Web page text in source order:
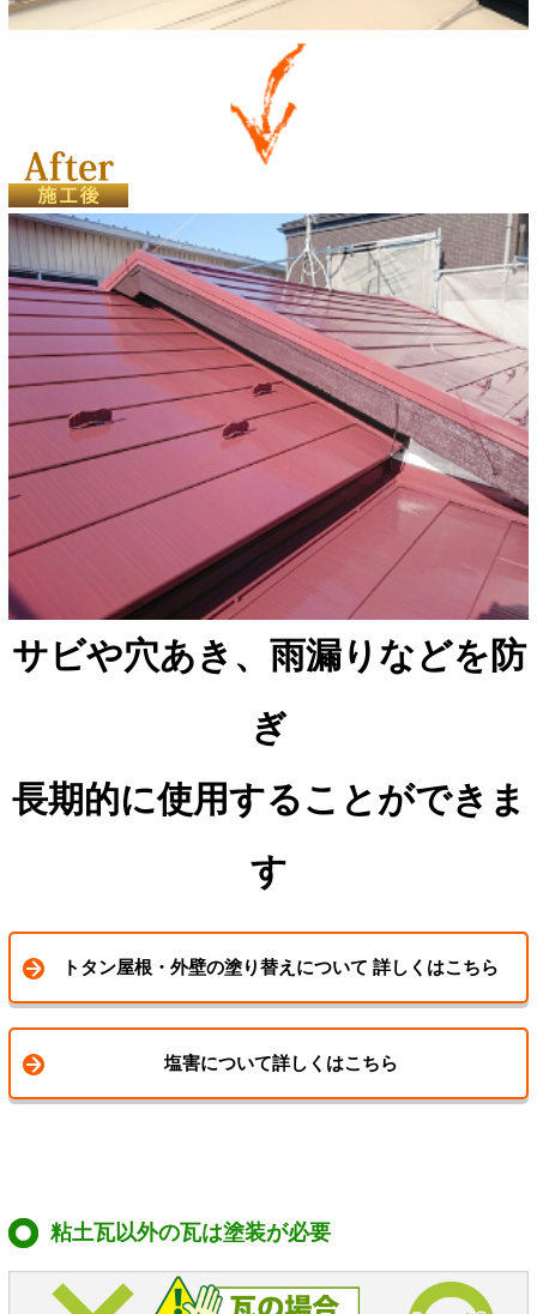
サビや穴あき、雨漏りなどを防
ぎ
長期的に使用することができま
す
トタン屋根・外壁の塗り替えについて 詳しくはこちら
塩害について詳しくはこちら
粘土瓦以外の瓦は塗装が必要